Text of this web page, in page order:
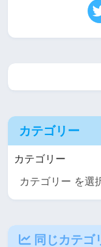
カテゴリー
カテゴリー
同じカテゴ